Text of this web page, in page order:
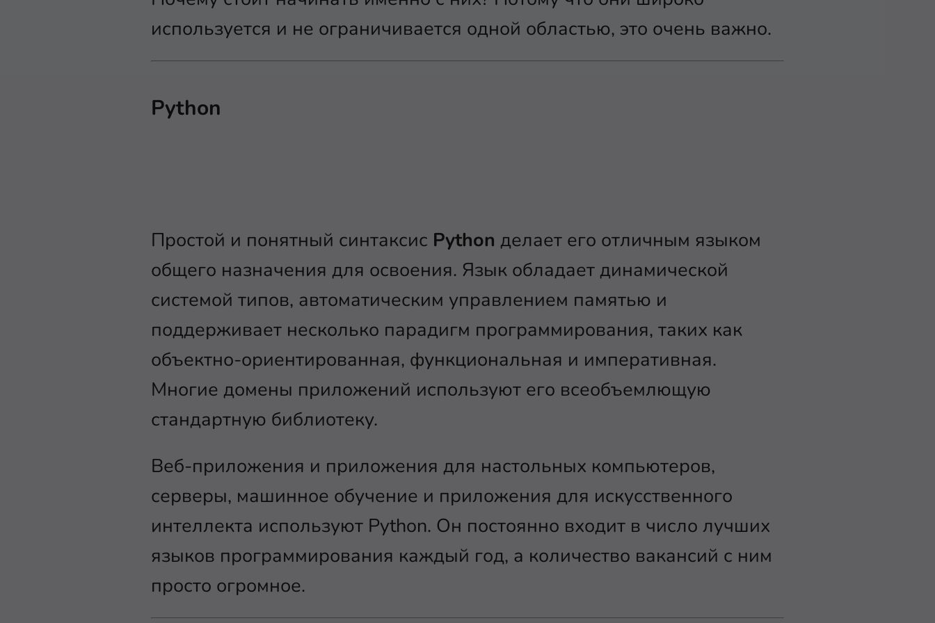
используется и не ограничивается одной областью, это очень важно.
Python
Простой и понятный синтаксис Python делает его отличным языком
общего назначения для освоения. Язык обладает динамической
системой типов, автоматическим управлением памятью и
поддерживает несколько парадигм программирования, таких как
объектно-ориентированная, функциональная и императивная.
Многие домены приложений используют его всеобъемлющую
стандартную библиотеку.
Веб-приложения и приложения для настольных компьютеров,
серверы, машинное обучение и приложения для искусственного
интеллекта используют Python. Он постоянно входит в число лучших
языков программирования каждый год, а количество вакансий с ним
просто огромное.